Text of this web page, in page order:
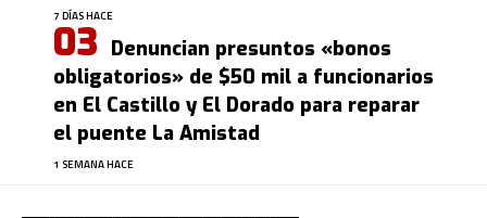
7 DÍAS HACE
Denuncian presuntos «bonos
obligatorios» de $50 mil a funcionarios
en El Castillo y El Dorado para reparar
el puente La Amistad
1 SEMANA HACE